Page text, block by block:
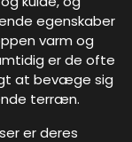
egenskaber
varm og
er de ofte
at bevæge sig
terræn.
er deres